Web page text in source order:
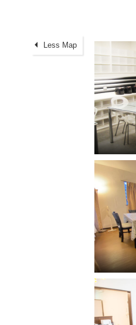
Less Map